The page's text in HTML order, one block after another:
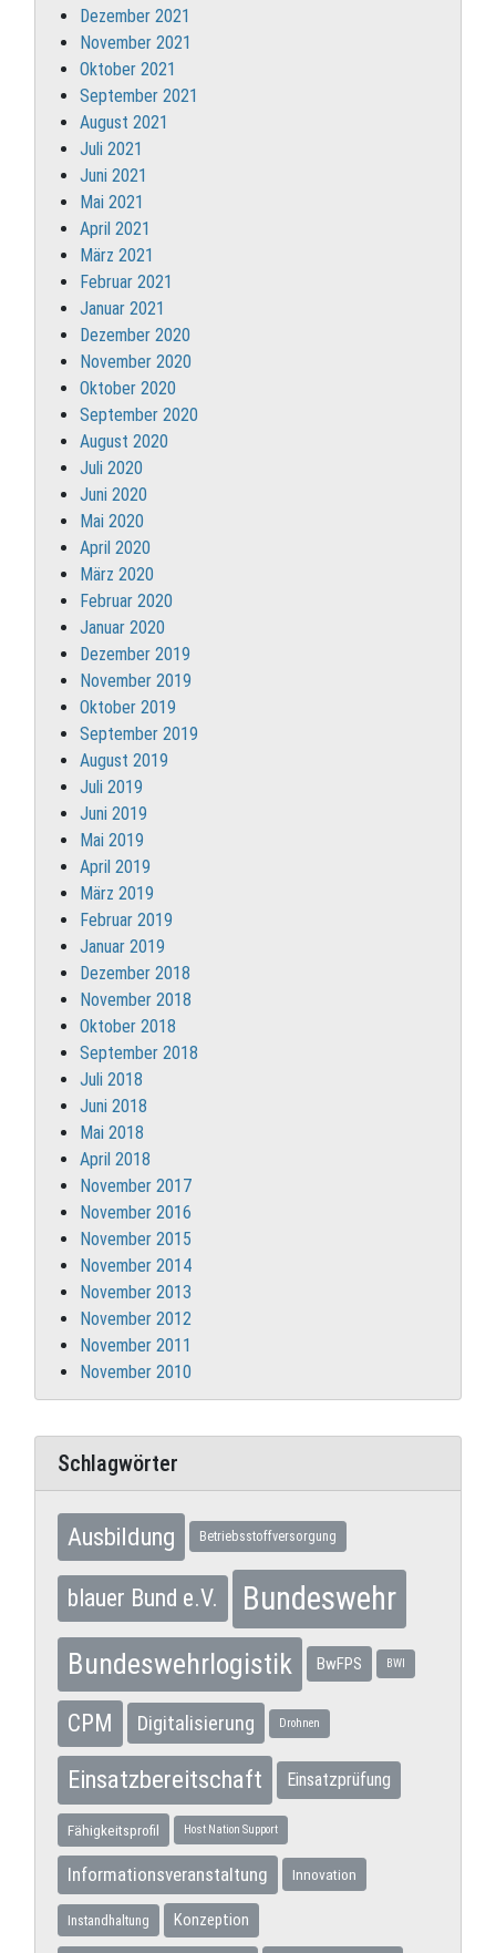
Dezember 2021
November 2021
Oktober 2021
September 2021
August 2021
Juli 2021
Juni 2021
Mai 2021
April 2021
März 2021
Februar 2021
Januar 2021
Dezember 2020
November 2020
Oktober 2020
September 2020
August 2020
Juli 2020
Juni 2020
Mai 2020
April 2020
März 2020
Februar 2020
Januar 2020
Dezember 2019
November 2019
Oktober 2019
September 2019
August 2019
Juli 2019
Juni 2019
Mai 2019
April 2019
März 2019
Februar 2019
Januar 2019
Dezember 2018
November 2018
Oktober 2018
September 2018
Juli 2018
Juni 2018
Mai 2018
April 2018
November 2017
November 2016
November 2015
November 2014
November 2013
November 2012
November 2011
November 2010
Schlagwörter
Ausbildung Betriebsstoffversorgung
blauer Bund e.V. Bundeswehr
Bundeswehrlogistik BwFPS BWI
CPM Digitalisierung Drohnen
Einsatzbereitschaft Einsatzprüfung
Fähigkeitsprofil Host Nation Support
Informationsveranstaltung Innovation
Instandhaltung Konzeption